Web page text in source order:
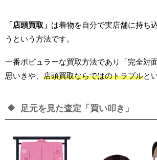
「店頭買取」 は着物を自分で実店舗に持ち
うという方法です。
一番ポピュラーな買取方法であり「完全対
思いきや、 店頭買取ならではのトラブル と
足元を見た査定「買い叩き」